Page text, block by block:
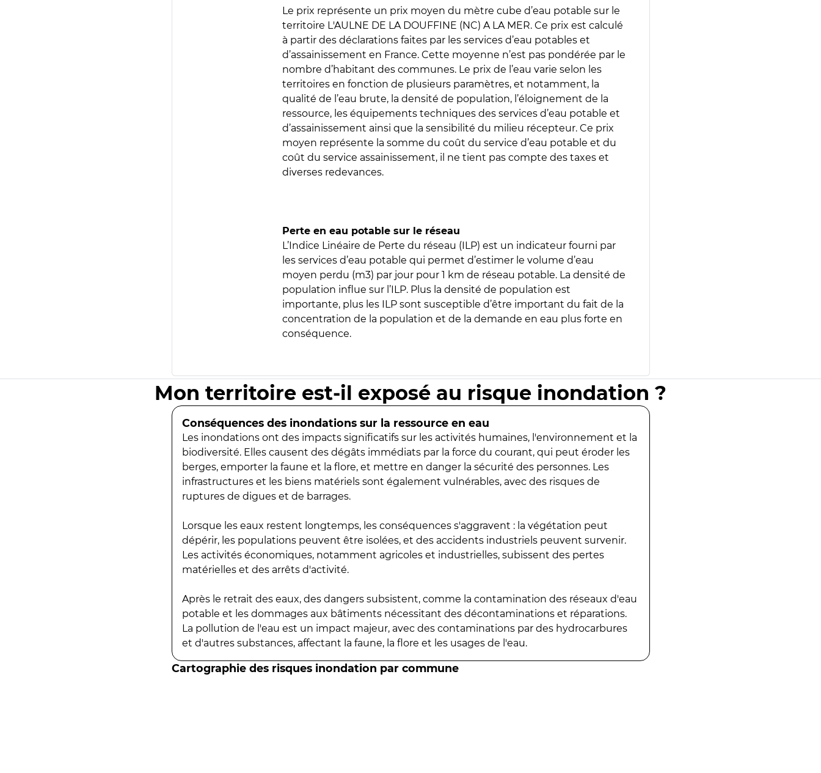
Le prix représente un prix moyen du mètre cube d’eau potable sur le
territoire L'AULNE DE LA DOUFFINE (NC) A LA MER. Ce prix est calculé
à partir des déclarations faites par les services d’eau potables et
d’assainissement en France. Cette moyenne n’est pas pondérée par le
nombre d’habitant des communes. Le prix de l’eau varie selon les
territoires en fonction de plusieurs paramètres, et notamment, la
qualité de l’eau brute, la densité de population, l’éloignement de la
ressource, les équipements techniques des services d’eau potable et
d’assainissement ainsi que la sensibilité du milieu récepteur. Ce prix
moyen représente la somme du coût du service d’eau potable et du
coût du service assainissement, il ne tient pas compte des taxes et
diverses redevances.
Perte en eau potable sur le réseau
L’Indice Linéaire de Perte du réseau (ILP) est un indicateur fourni par
les services d’eau potable qui permet d’estimer le volume d’eau
moyen perdu (m3) par jour pour 1 km de réseau potable. La densité de
population influe sur l’ILP. Plus la densité de population est
importante, plus les ILP sont susceptible d’être important du fait de la
concentration de la population et de la demande en eau plus forte en
conséquence.
Mon territoire est-il exposé au risque inondation ?
Conséquences des inondations sur la ressource en eau
Les inondations ont des impacts significatifs sur les activités humaines, l'environnement et la
biodiversité. Elles causent des dégâts immédiats par la force du courant, qui peut éroder les
berges, emporter la faune et la flore, et mettre en danger la sécurité des personnes. Les
infrastructures et les biens matériels sont également vulnérables, avec des risques de
ruptures de digues et de barrages.
Lorsque les eaux restent longtemps, les conséquences s'aggravent : la végétation peut
dépérir, les populations peuvent être isolées, et des accidents industriels peuvent survenir.
Les activités économiques, notamment agricoles et industrielles, subissent des pertes
matérielles et des arrêts d'activité.
Après le retrait des eaux, des dangers subsistent, comme la contamination des réseaux d'eau
potable et les dommages aux bâtiments nécessitant des décontaminations et réparations.
La pollution de l'eau est un impact majeur, avec des contaminations par des hydrocarbures
et d'autres substances, affectant la faune, la flore et les usages de l'eau.
Cartographie des risques inondation par commune